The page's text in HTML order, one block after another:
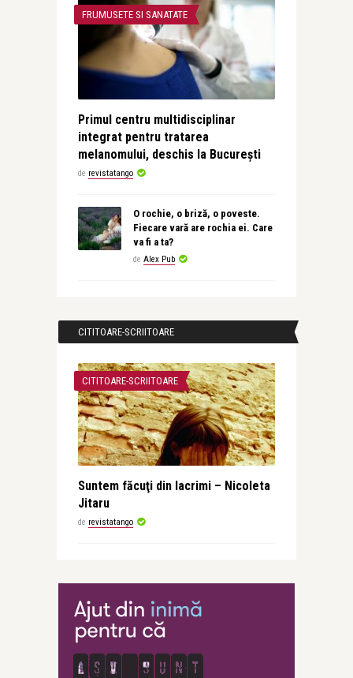
FRUMUSETE SI SANATATE
Primul centru multidisciplinar
integrat pentru tratarea
melanomului, deschis la București
de revistatango
O rochie, o briză, o poveste.
Fiecare vară are rochia ei. Care
va fi a ta?
de Alex Pub
CITITOARE-SCRIITOARE
CITITOARE-SCRIITOARE
Suntem făcuţi din lacrimi – Nicoleta
Jitaru
de revistatango